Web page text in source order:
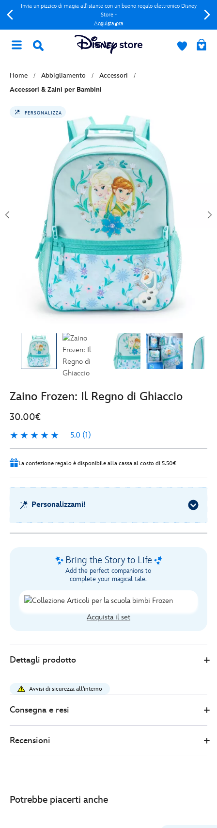
Invia un pizzico di magia all'istante con un buono regalo elettronico Disney
Store -
Acquista ora
Home Abbigliamento
Accessori
Accessori & Zaini per Bambini
PERSONALIZZA
Zaino Frozen: Il Regno di Ghiaccio
30.00€
5.0 (1)
5.0
1
La confezione regalo è disponibile alla cassa al costo di 5.50€
Personalizzami!
Bring the Story to Life
Add the perfect companions to
complete your magical tale.
Acquista il set
Store
30.00
frozen-
regno-
444040927079.html
http://schema.org/InStock
Dettagli prodotto
Avvisi di sicurezza all'interno
Consegna e resi
Recensioni
Potrebbe piacerti anche